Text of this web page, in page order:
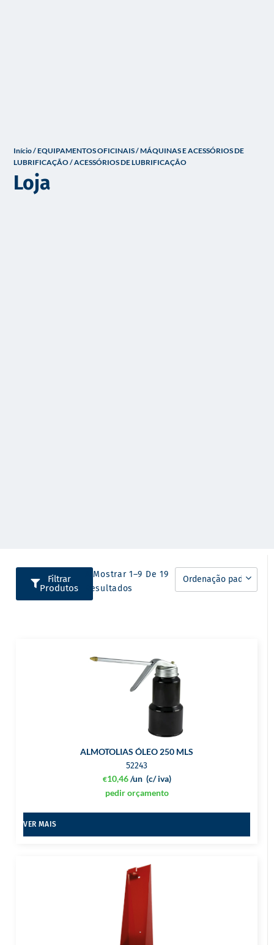
Início/EQUIPAMENTOS OFICINAIS/MÁQUINAS E ACESSÓRIOS DE
LUBRIFICAÇÃO/ ACESSÓRIOS DE LUBRIFICAÇÃO
Loja
Filtrar
Produtos
A Mostrar 1–9 De 19
Resultados
ALMOTOLIAS ÓLEO 250 MLS
52243
€10,46 (c/ iva)
/un
pedir orçamento
VER MAIS